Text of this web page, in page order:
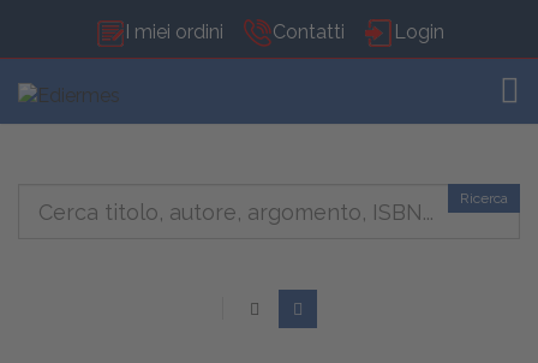
I miei ordini Contatti Login
Ricerca